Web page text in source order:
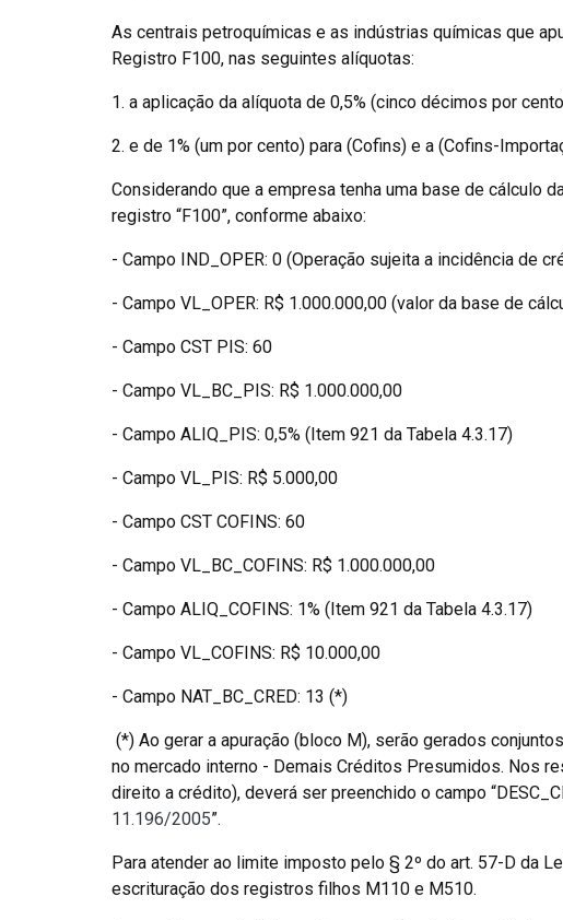
As centrais petroquímicas e as indústrias químicas que
Registro F100, nas seguintes alíquotas:
1. a aplicação da alíquota de 0,5% (cinco décimos por
2. e de 1% (um por cento) para (Cofins) e a (Cofins-
Considerando que a empresa tenha uma base de cálculo
registro “F100”, conforme abaixo:
- Campo IND_OPER: 0 (Operação sujeita a incidência de
- Campo VL_OPER: R$ 1.000.000,00 (valor da base de
- Campo CST PIS: 60
- Campo VL_BC_PIS: R$ 1.000.000,00
- Campo ALIQ_PIS: 0,5% (Item 921 da Tabela 4.3.17)
- Campo VL_PIS: R$ 5.000,00
- Campo CST COFINS: 60
- Campo VL_BC_COFINS: R$ 1.000.000,00
- Campo ALIQ_COFINS: 1% (Item 921 da Tabela 4.3.17)
- Campo VL_COFINS: R$ 10.000,00
- Campo NAT_BC_CRED: 13 (*)
(*) Ao gerar a apuração (bloco M), serão gerados
no mercado interno - Demais Créditos Presumidos. Nos
direito a crédito), deverá ser preenchido o campo
11.196/2005”.
Para atender ao limite imposto pelo § 2º do art. 57-D da
escrituração dos registros filhos M110 e M510.